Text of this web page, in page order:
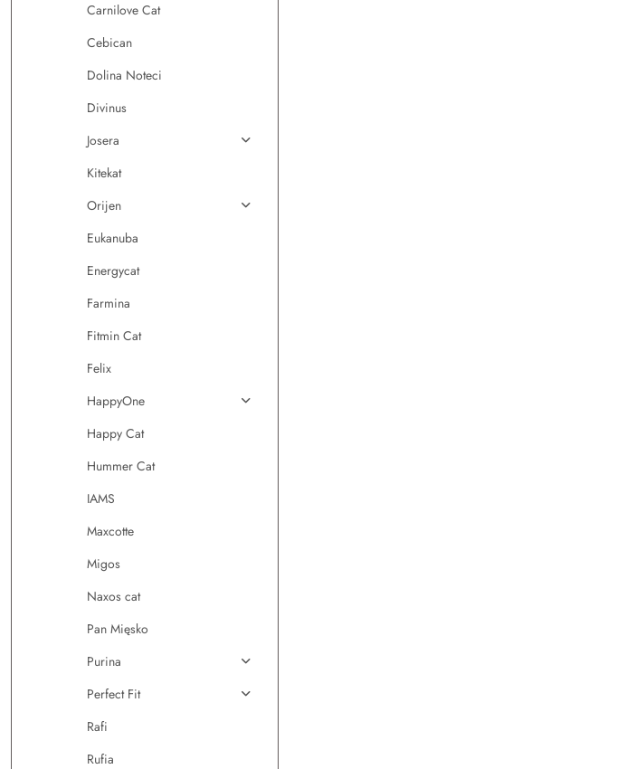
Carnilove Cat
Cebican
Dolina Noteci
Divinus
Josera
Kitekat
Orijen
Eukanuba
Energycat
Farmina
Fitmin Cat
Felix
HappyOne
Happy Cat
Hummer Cat
IAMS
Maxcotte
Migos
Naxos cat
Pan Mięsko
Purina
Perfect Fit
Rafi
Rufia